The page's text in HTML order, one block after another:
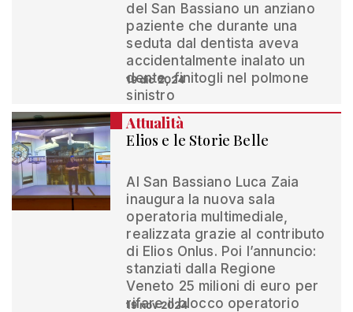
del San Bassiano un anziano
paziente che durante una
seduta dal dentista aveva
accidentalmente inalato un
dente, finitogli nel polmone
sinistro
19 dic 2024
Attualità
Elios e le Storie Belle
Al San Bassiano Luca Zaia
inaugura la nuova sala
operatoria multimediale,
realizzata grazie al contributo
di Elios Onlus. Poi l’annuncio:
stanziati dalla Regione
Veneto 25 milioni di euro per
rifare il blocco operatorio
19 nov 2024